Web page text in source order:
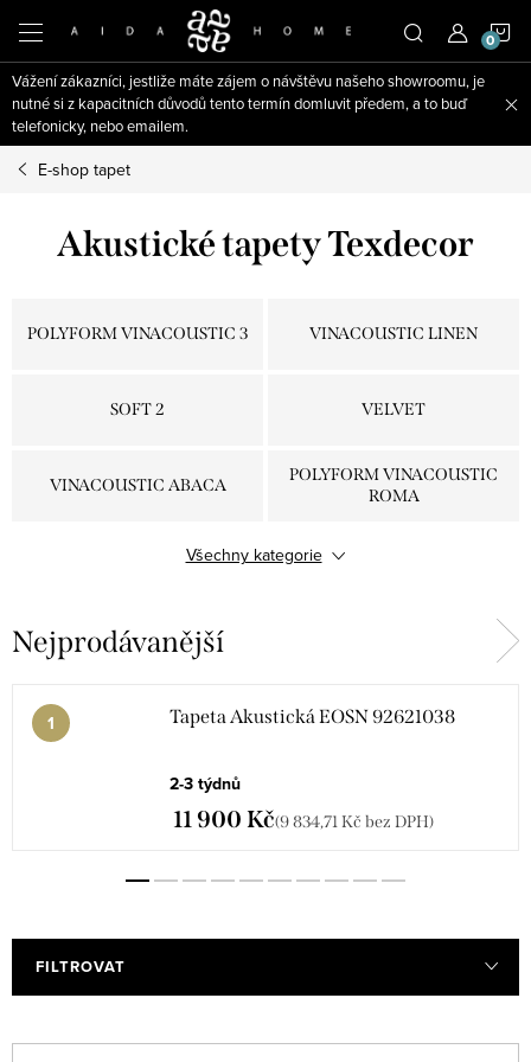
obsah
Vážení zákazníci, jestliže máte zájem o návštěvu našeho showroomu, je
nutné si z kapacitních důvodů tento termín domluvit předem, a to buď
telefonicky, nebo emailem.
E-shop tapet
Akustické tapety Texdecor
POLYFORM VINACOUSTIC 3 VINACOUSTIC LINEN
SOFT 2 VELVET
VINACOUSTIC ABACA
POLYFORM VINACOUSTIC
ROMA
POLYFORM VINACOUSTIC
EOS NATURALS
COLOR 2
VINACOUSTIC DUNE VINACOUSTIC STONE
VINACOUSTIC TIVOLI
Všechny kategorie
Nejprodávanější
Tapeta Akustická EOSN 92621038
2-3 týdnů
11 900 Kč(9 834,71 Kč bez DPH)
FILTROVAT